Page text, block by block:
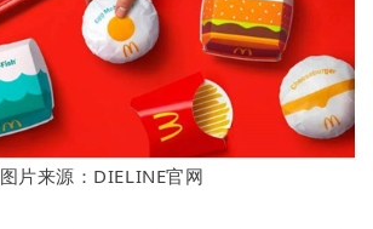
图片来源：DIELINE官网